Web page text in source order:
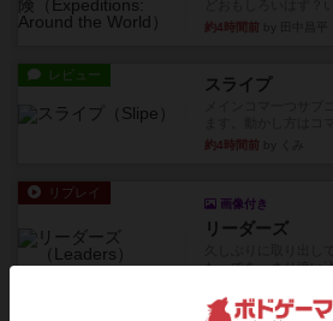
約4時間前
レビュー スライプ
約4時間前
リプレイ
画像付き
リーダーズ
た…であっさり追い